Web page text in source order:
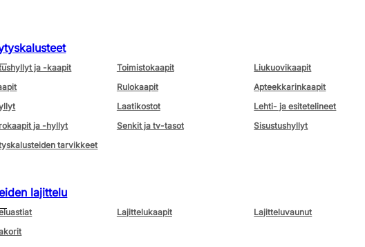
ja -kaapit Toimistokaapit
Liukuovikaapit
Rulokaapit
Apteekkarinkaapit
Laatikostot
Lehti- ja esitetelineet
ja -hyllyt
Senkit ja tv-tasot
Sisustushyllyt
tarvikkeet
lajittelu
Lajittelukaapit
Lajitteluvaunut